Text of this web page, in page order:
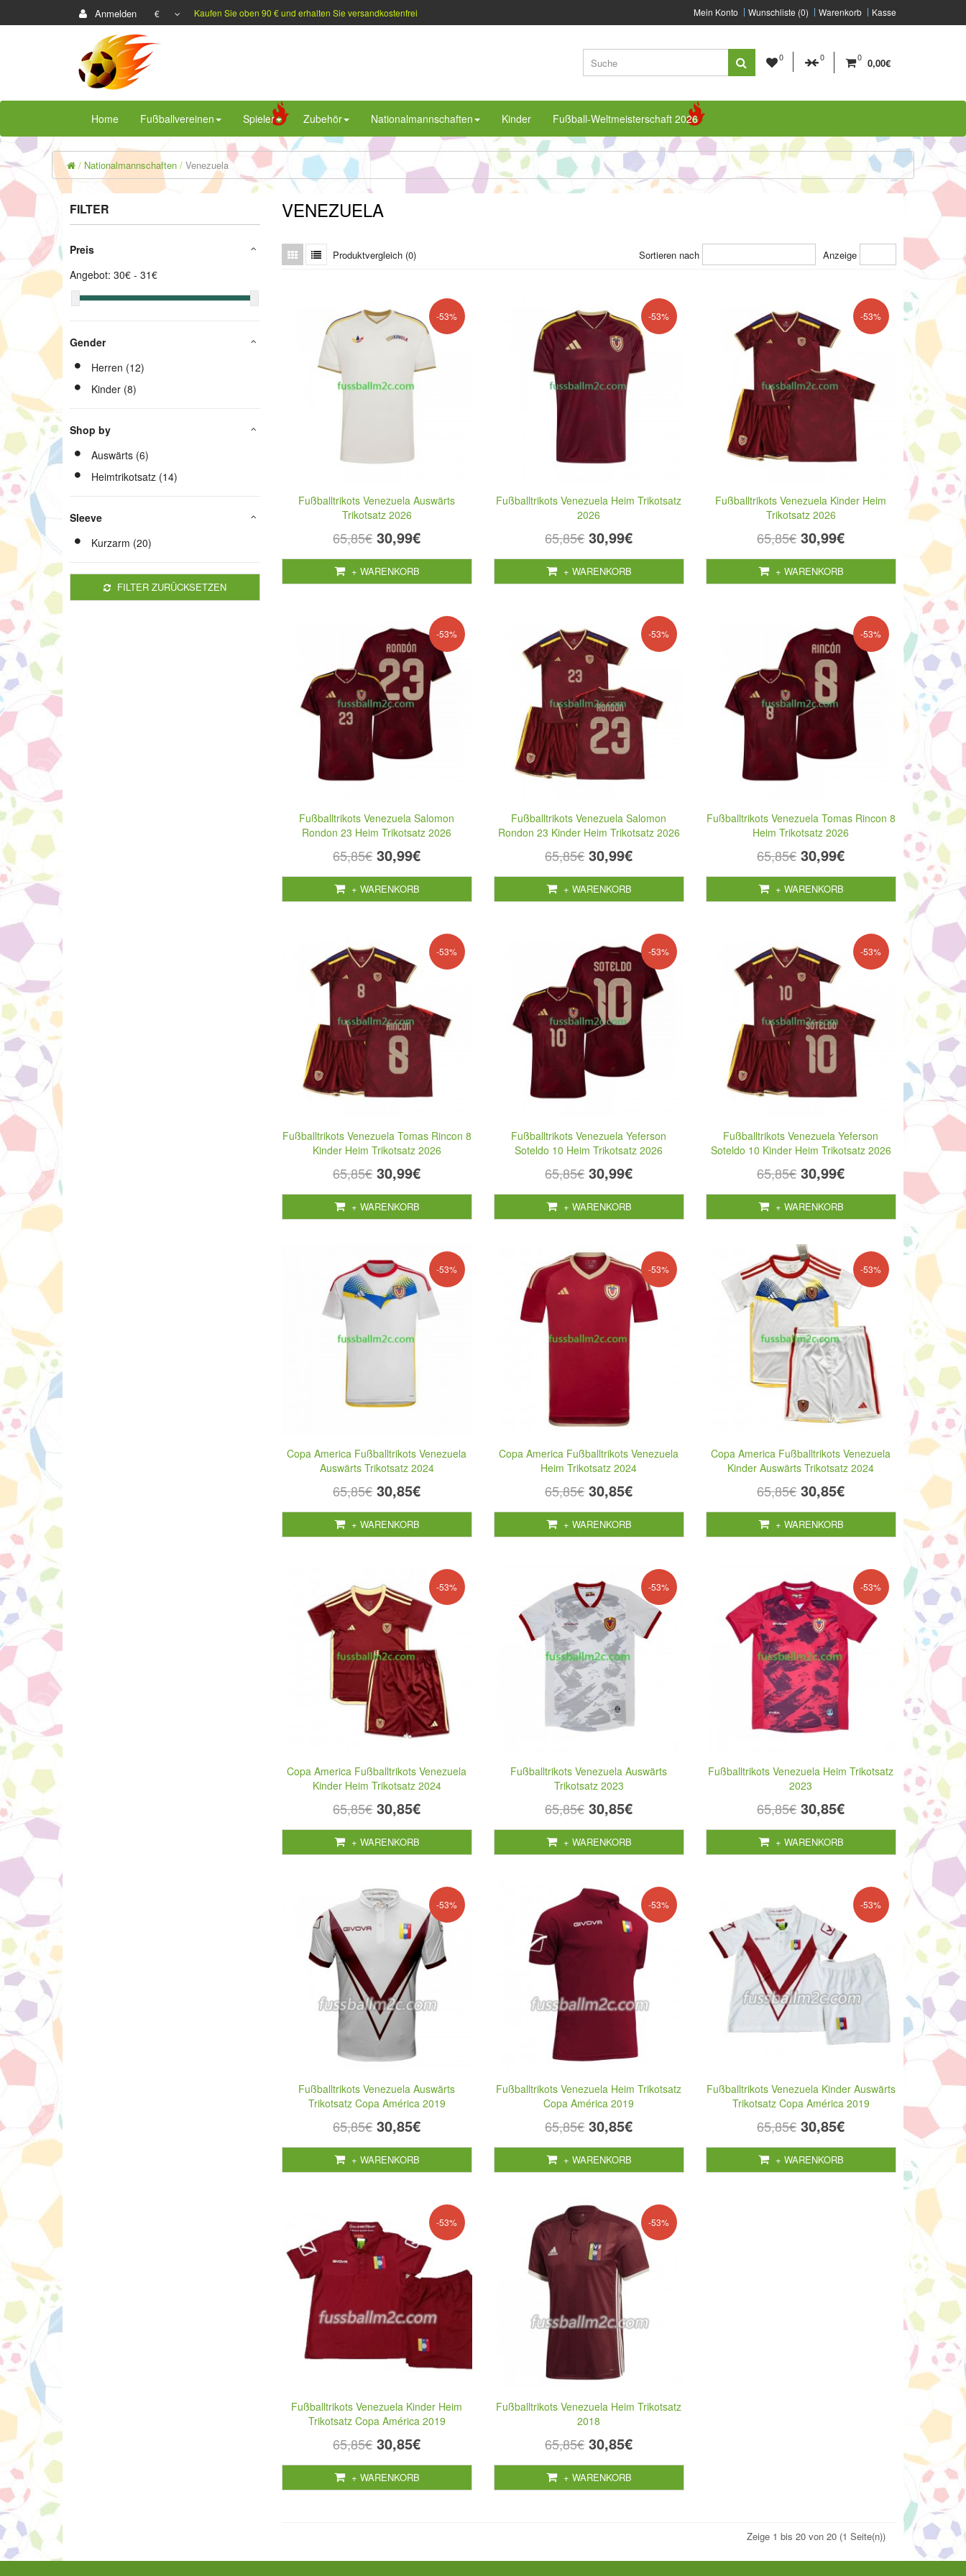
Anmelden € Kaufen Sie oben 90 € und erhalten Sie versandkostenfrei Mein Konto Wunschliste (0) Warenkorb Kasse
0 0 0 0,00€
Home Fußballvereinen Spieler Zubehör Nationalmannschaften Kinder Fußball-Weltmeisterschaft 2026
Nationalmannschaften Venezuela
FILTER
Preis
Angebot: 30€ - 31€
Gender
Herren (12)
Kinder (8)
Shop by
Auswärts (6)
Heimtrikotsatz (14)
Sleeve
Kurzarm (20)
FILTER ZURÜCKSETZEN
VENEZUELA
Anzeige
Sortieren nach
Produktvergleich (0)
-53%
Fußballtrikots Venezuela Auswärts
Trikotsatz 2026
65,85€ 30,99€
+ WARENKORB
-53%
Fußballtrikots Venezuela Heim Trikotsatz
2026
65,85€ 30,99€
+ WARENKORB
-53%
Fußballtrikots Venezuela Kinder Heim
Trikotsatz 2026
65,85€ 30,99€
+ WARENKORB
-53%
Fußballtrikots Venezuela Salomon
Rondon 23 Heim Trikotsatz 2026
65,85€ 30,99€
+ WARENKORB
-53%
Fußballtrikots Venezuela Salomon
Rondon 23 Kinder Heim Trikotsatz 2026
65,85€ 30,99€
+ WARENKORB
-53%
Fußballtrikots Venezuela Tomas Rincon 8
Heim Trikotsatz 2026
65,85€ 30,99€
+ WARENKORB
-53%
Fußballtrikots Venezuela Tomas Rincon 8
Kinder Heim Trikotsatz 2026
65,85€ 30,99€
+ WARENKORB
-53%
Fußballtrikots Venezuela Yeferson
Soteldo 10 Heim Trikotsatz 2026
65,85€ 30,99€
+ WARENKORB
-53%
Fußballtrikots Venezuela Yeferson
Soteldo 10 Kinder Heim Trikotsatz 2026
65,85€ 30,99€
+ WARENKORB
-53%
Copa America Fußballtrikots Venezuela
Auswärts Trikotsatz 2024
65,85€ 30,85€
+ WARENKORB
-53%
Copa America Fußballtrikots Venezuela
Heim Trikotsatz 2024
65,85€ 30,85€
+ WARENKORB
-53%
Copa America Fußballtrikots Venezuela
Kinder Auswärts Trikotsatz 2024
65,85€ 30,85€
+ WARENKORB
-53%
Copa America Fußballtrikots Venezuela
Kinder Heim Trikotsatz 2024
65,85€ 30,85€
+ WARENKORB
-53%
Fußballtrikots Venezuela Auswärts
Trikotsatz 2023
65,85€ 30,85€
+ WARENKORB
-53%
Fußballtrikots Venezuela Heim Trikotsatz
2023
65,85€ 30,85€
+ WARENKORB
-53%
Fußballtrikots Venezuela Auswärts
Trikotsatz Copa América 2019
65,85€ 30,85€
+ WARENKORB
-53%
Fußballtrikots Venezuela Heim Trikotsatz
Copa América 2019
65,85€ 30,85€
+ WARENKORB
-53%
Fußballtrikots Venezuela Kinder Auswärts
Trikotsatz Copa América 2019
65,85€ 30,85€
+ WARENKORB
-53%
Fußballtrikots Venezuela Kinder Heim
Trikotsatz Copa América 2019
65,85€ 30,85€
+ WARENKORB
-53%
Fußballtrikots Venezuela Heim Trikotsatz
2018
65,85€ 30,85€
+ WARENKORB
Zeige 1 bis 20 von 20 (1 Seite(n))